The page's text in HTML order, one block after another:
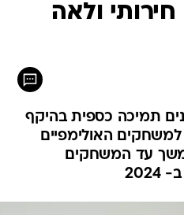
חירותי ולאה
תמיכה כספית בהיקף
האולימפיים
2020 ובהמשך עד המשחקים